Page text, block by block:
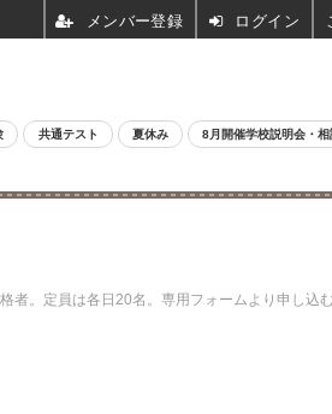
共通テスト 夏休み 8月開催学校説明会・相
。定員は各日20名。専用フォームより申し込
ログイン